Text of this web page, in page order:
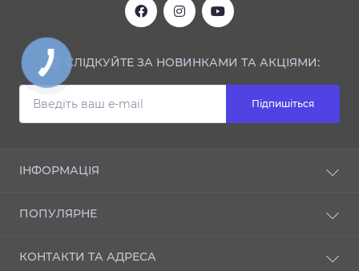
СЛІДКУЙТЕ ЗА НОВИНКАМИ ТА АКЦІЯМИ:
Підпишіться
ІНФОРМАЦІЯ
Відгуки
Доставка і оплата
ПОПУЛЯРНЕ
ІНТЕР'ЄР
КОНТАКТИ ТА АДРЕСА